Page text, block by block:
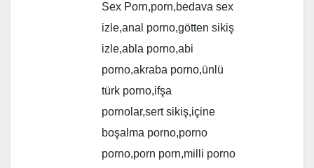
Sex Porn,porn,bedava sex
izle,anal porno,götten sikiş
izle,abla porno,abi
porno,akraba porno,ünlü
türk porno,ifşa
pornolar,sert sikiş,içine
boşalma porno,porno
porno,porn porn,milli porno